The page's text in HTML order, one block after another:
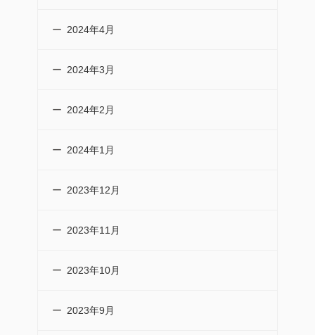
2024年4月
2024年3月
2024年2月
2024年1月
2023年12月
2023年11月
2023年10月
2023年9月